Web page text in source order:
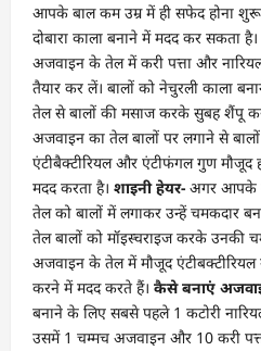
आपके बाल कम उम्र में ही सफेद होना
दोबारा काला बनाने में मदद कर सकता
अजवाइन के तेल में करी पत्ता और
तैयार कर लें। बालों को नेचुरली काला
तेल से बालों की मसाज करके सुबह शैंपू
अजवाइन का तेल बालों पर लगाने से
एंटीबैक्टीरियल और एंटीफंगल गुण मौजूद
मदद करता है। शाइनी हेयर- अगर आपके
तेल को बालों में लगाकर उन्हें चमकदार
तेल बालों को मॉइस्चराइज करके उनकी
अजवाइन के तेल में मौजूद एंटीबक्टीरियल
करने में मदद करते हैं। कैसे बनाएं
बनाने के लिए सबसे पहले 1 कटोरी
उसमें 1 चम्मच अजवाइन और 10 करी